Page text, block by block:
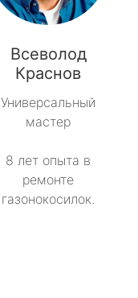
Всеволод
Краснов
Универсальный
мастер
8 лет опыта в
ремонте
газонокосилок.